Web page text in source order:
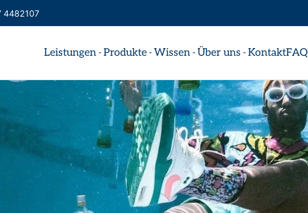
4482107
Leistungen Produkte Wissen Über uns KontaktFAQ